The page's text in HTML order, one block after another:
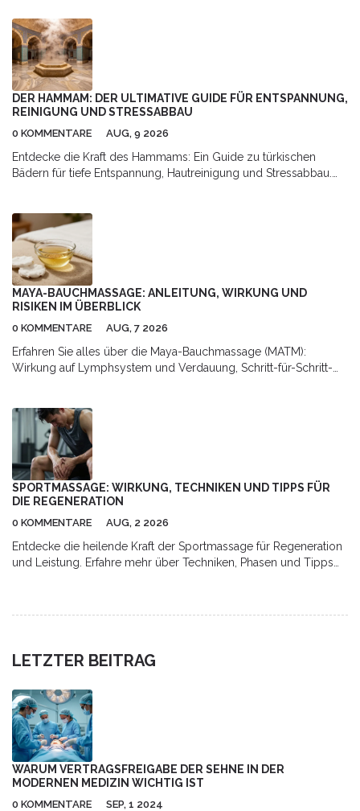
DER HAMMAM: DER ULTIMATIVE GUIDE FÜR ENTSPANNUNG,
REINIGUNG UND STRESSABBAU
0 KOMMENTARE AUG, 9 2026
Entdecke die Kraft des Hammams: Ein Guide zu türkischen
Bädern für tiefe Entspannung, Hautreinigung und Stressabbau.
MAYA-BAUCHMASSAGE: ANLEITUNG, WIRKUNG UND
RISIKEN IM ÜBERBLICK
0 KOMMENTARE AUG, 7 2026
Erfahren Sie alles über die Maya-Bauchmassage (MATM):
Wirkung auf Lymphsystem und Verdauung, Schritt-für-Schritt-
SPORTMASSAGE: WIRKUNG, TECHNIKEN UND TIPPS FÜR
DIE REGENERATION
0 KOMMENTARE AUG, 2 2026
Entdecke die heilende Kraft der Sportmassage für Regeneration
und Leistung. Erfahre mehr über Techniken, Phasen und Tipps
LETZTER BEITRAG
WARUM VERTRAGSFREIGABE DER SEHNE IN DER
MODERNEN MEDIZIN WICHTIG IST
0 KOMMENTARE SEP, 1 2024